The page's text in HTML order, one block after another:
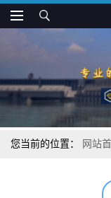
您当前的位置： 网站